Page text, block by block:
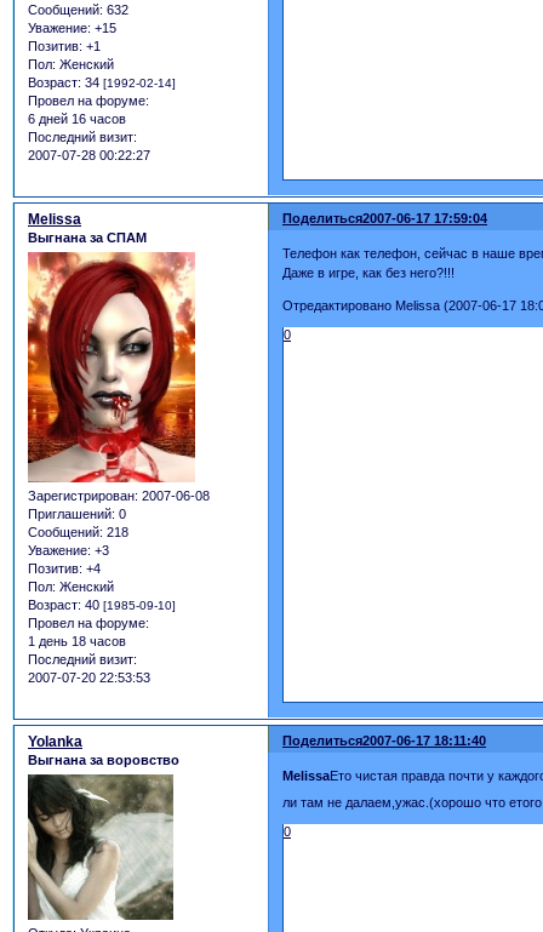
Сообщений: 632
Уважение: +15
Позитив: +1
Пол: Женский
Возраст: 34 [1992-02-14]
Провел на форуме:
6 дней 16 часов
Последний визит:
2007-07-28 00:22:27
Поделиться2007-06-17 17:59:04
Melissa
Выгнана за СПАМ
Зарегистрирован: 2007-06-08
Приглашений: 0
Сообщений: 218
Уважение: +3
Позитив: +4
Пол: Женский
Возраст: 40 [1985-09-10]
Провел на форуме:
1 день 18 часов
Последний визит:
2007-07-20 22:53:53
Телефон как телефон, сейчас в наше
Даже в игре, как без него?!!!
Отредактировано Melissa (2007-06-17
0
Поделиться2007-06-17 18:11:40
Yolanka
Выгнана за воровство
MelissaЕто чистая правда почти у
ли там не далаем,ужас.(хорошо что
0